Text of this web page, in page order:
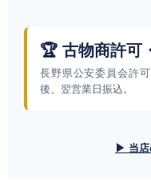
🏆 古物商許可
長野県公安委員会許
後、翌営業日振込。
▶ 当店